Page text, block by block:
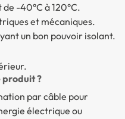
-40°C à 120°C.
et mécaniques.
un bon pouvoir isolant.
produit ?
par câble pour
électrique ou